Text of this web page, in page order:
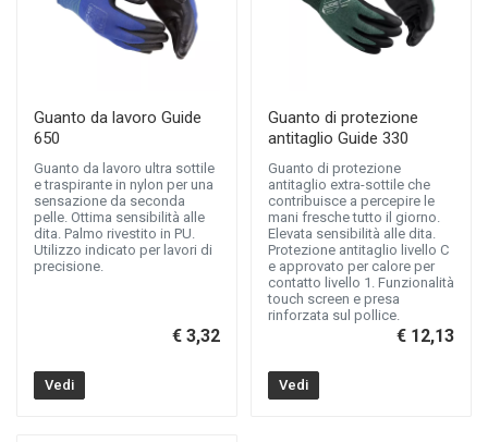
Guanto da lavoro Guide
650
Guanto da lavoro ultra sottile
e traspirante in nylon per una
sensazione da seconda
pelle. Ottima sensibilità alle
dita. Palmo rivestito in PU.
Utilizzo indicato per lavori di
precisione.
€ 3,32
Vedi
Guanto di protezione
antitaglio Guide 330
Guanto di protezione
antitaglio extra-sottile che
contribuisce a percepire le
mani fresche tutto il giorno.
Elevata sensibilità alle dita.
Protezione antitaglio livello C
e approvato per calore per
contatto livello 1. Funzionalità
touch screen e presa
rinforzata sul pollice.
€ 12,13
Vedi